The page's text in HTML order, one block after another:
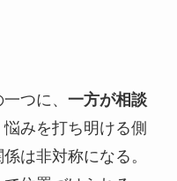
つに、 一方が相談
みを打ち明ける側
は非対称になる。